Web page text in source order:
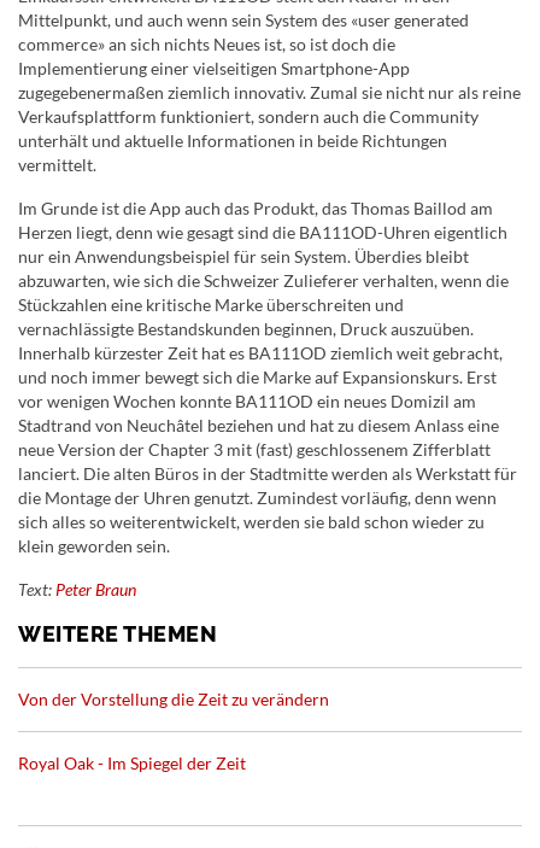
Mittelpunkt, und auch wenn sein System des «user generated
commerce» an sich nichts Neues ist, so ist doch die
Implementierung einer vielseitigen Smartphone-App
zugegebenermaßen ziemlich innovativ. Zumal sie nicht nur als reine
Verkaufsplattform funktioniert, sondern auch die Community
unterhält und aktuelle Informationen in beide Richtungen
vermittelt.
Im Grunde ist die App auch das Produkt, das Thomas Baillod am
Herzen liegt, denn wie gesagt sind die BA111OD-Uhren eigentlich
nur ein Anwendungsbeispiel für sein System. Überdies bleibt
abzuwarten, wie sich die Schweizer Zulieferer verhalten, wenn die
Stückzahlen eine kritische Marke überschreiten und
vernachlässigte Bestandskunden beginnen, Druck auszuüben.
Innerhalb kürzester Zeit hat es BA111OD ziemlich weit gebracht,
und noch immer bewegt sich die Marke auf Expansionskurs. Erst
vor wenigen Wochen konnte BA111OD ein neues Domizil am
Stadtrand von Neuchâtel beziehen und hat zu diesem Anlass eine
neue Version der Chapter 3 mit (fast) geschlossenem Zifferblatt
lanciert. Die alten Büros in der Stadtmitte werden als Werkstatt für
die Montage der Uhren genutzt. Zumindest vorläufig, denn wenn
sich alles so weiterentwickelt, werden sie bald schon wieder zu
klein geworden sein.
Text: Peter Braun
WEITERE THEMEN
Von der Vorstellung die Zeit zu verändern
Royal Oak - Im Spiegel der Zeit